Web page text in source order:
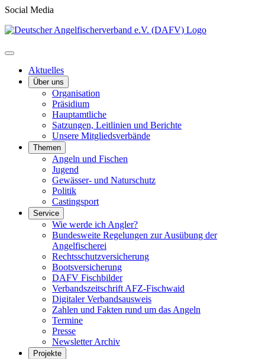
Social Media
Aktuelles
Über uns
Organisation
Präsidium
Hauptamtliche
Satzungen, Leitlinien und Berichte
Unsere Mitgliedsverbände
Themen
Angeln und Fischen
Jugend
Gewässer- und Naturschutz
Politik
Castingsport
Service
Wie werde ich Angler?
Bundesweite Regelungen zur Ausübung der
Angelfischerei
Rechtsschutzversicherung
Bootsversicherung
DAFV Fischbilder
Verbandszeitschrift AFZ-Fischwaid
Digitaler Verbandsausweis
Zahlen und Fakten rund um das Angeln
Termine
Presse
Newsletter Archiv
Projekte